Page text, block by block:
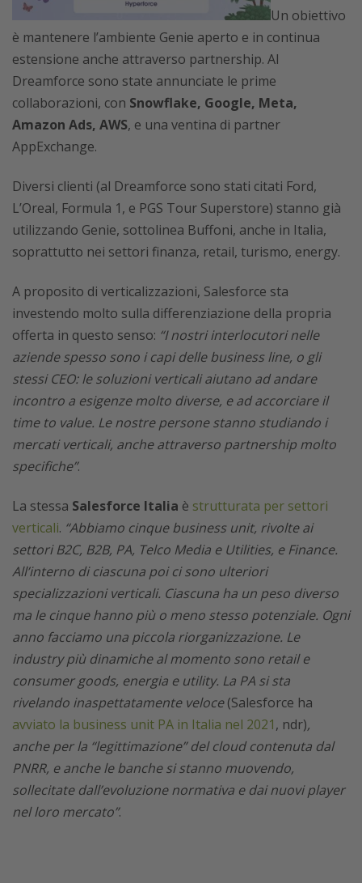
Un obiettivo
è mantenere l’ambiente Genie aperto e in continua
estensione anche attraverso partnership. Al
Dreamforce sono state annunciate le prime
collaborazioni, con Snowflake, Google, Meta,
Amazon Ads, AWS, e una ventina di partner
AppExchange.
Diversi clienti (al Dreamforce sono stati citati Ford,
L’Oreal, Formula 1, e PGS Tour Superstore) stanno già
utilizzando Genie, sottolinea Buffoni, anche in Italia,
soprattutto nei settori finanza, retail, turismo, energy.
A proposito di verticalizzazioni, Salesforce sta
investendo molto sulla differenziazione della propria
offerta in questo senso: “I nostri interlocutori nelle
aziende spesso sono i capi delle business line, o gli
stessi CEO: le soluzioni verticali aiutano ad andare
incontro a esigenze molto diverse, e ad accorciare il
time to value. Le nostre persone stanno studiando i
mercati verticali, anche attraverso partnership molto
specifiche”.
La stessa Salesforce Italia è strutturata per settori
verticali. “Abbiamo cinque business unit, rivolte ai
settori B2C, B2B, PA, Telco Media e Utilities, e Finance.
All’interno di ciascuna poi ci sono ulteriori
specializzazioni verticali. Ciascuna ha un peso diverso
ma le cinque hanno più o meno stesso potenziale. Ogni
anno facciamo una piccola riorganizzazione. Le
industry più dinamiche al momento sono retail e
consumer goods, energia e utility. La PA si sta
rivelando inaspettatamente veloce(Salesforce ha
avviato la business unit PA in Italia nel 2021, ndr),
anche per la “legittimazione” del cloud contenuta dal
PNRR, e anche le banche si stanno muovendo,
sollecitate dall’evoluzione normativa e dai nuovi player
nel loro mercato”.